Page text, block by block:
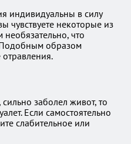
индивидуальны в силу
чувствуете некоторые из
что
образом
заболел живот, то
Если самостоятельно
слабительное или